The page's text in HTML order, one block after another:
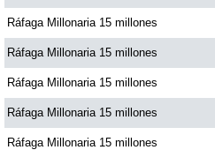
Ráfaga Millonaria 15 millones
Ráfaga Millonaria 15 millones
Ráfaga Millonaria 15 millones
Ráfaga Millonaria 15 millones
Ráfaga Millonaria 15 millones